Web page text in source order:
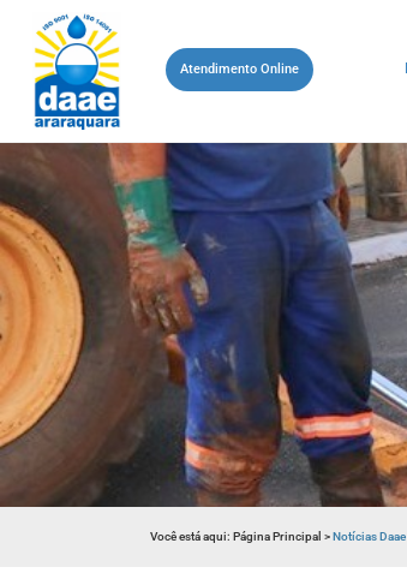
Atendimento Online
Você está aqui:Página Principal>Notícias Daae